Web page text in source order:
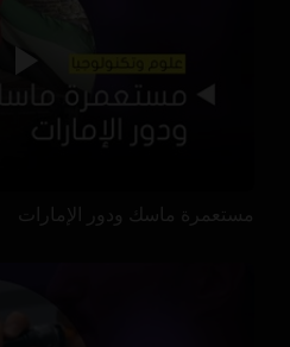
مستعمرة ماسك ودور الإمارات